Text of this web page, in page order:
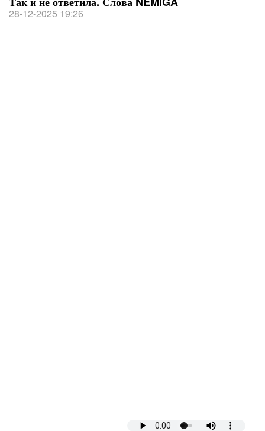
28-12-2025 19:26